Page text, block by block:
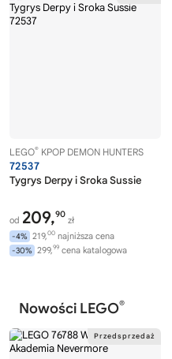
LEGO® KPOP DEMON HUNTERS
72537
Tygrys Derpy i Sroka Sussie
od 209,90
zł
-4% 219,00 najniższa cena
-30% 299,99 cena katalogowa
Nowości LEGO®